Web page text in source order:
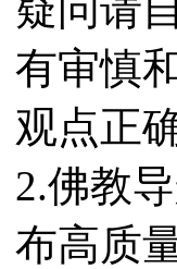
有审慎
观点正
2.佛教
布高质